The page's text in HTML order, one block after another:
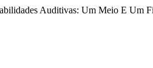
Auditivas: Um Meio E Um